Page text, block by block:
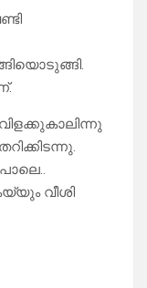
വീശി